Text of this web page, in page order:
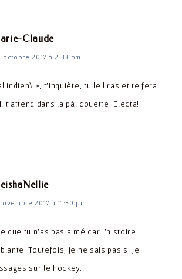
Claudedit :
octobre 2017 à 2:33 pm
indien\ », t'inquiète, tu le liras et te fera
t'attend dans la pàl couette-Electa!
dit :
2017 à 11:50 pm
que tu n'as pas aimé car l'histoire
Toutefois, je ne sais pas si je
sur le hockey.